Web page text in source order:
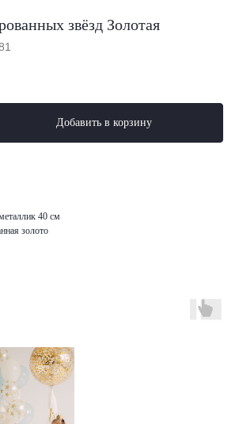
звёзд Золотая
Добавить в корзину
40 см
золото